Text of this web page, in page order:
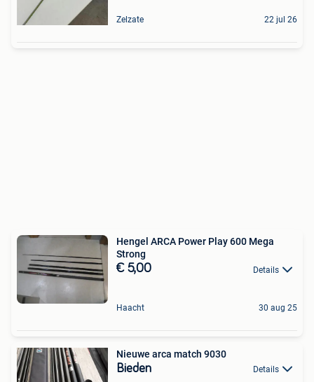
Zelzate 22 jul 26
Hengel ARCA Power Play 600 Mega
Strong
€ 5,00 Details
Haacht 30 aug 25
Nieuwe arca match 9030
Bieden Details